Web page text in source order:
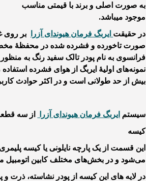
به صورت اصلی و برند با قیمتی مناسب
موجود میباشد.
در حقیقت ایربگ فرمان هیوندای آزرا
بر روی
صورت تاخورده و فشرده شده در محفظهٔ
فرانسوی به نام پودر تالک سفید رنگ به
نمونه‌های اولیهٔ ایربگ از هوای فشرده
بیش از حد طولانی است و در اکثر حوادث
سیستم ایربگ فرمان هیوندای آزرا
از سه
کیسه
این قسمت از یک پارچه نایلونی یا کیسه
می‌شود و در بخش‌های مختلف کابین اتومبیل
در لایه های این کیسه از پودر نشاسته، ذرت